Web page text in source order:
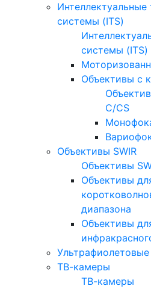
системы (ITS)
системы (ITS)
Объективы с
C/CS
Объективы SWIR
Объективы
Объективы
диапазона
Объективы
ТВ-камеры
ТВ-камеры